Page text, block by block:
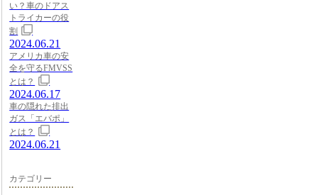
い？車のドアス
トライカーの役
割
2024.06.21
アメリカ車の安
全を守るFMVSS
とは？
2024.06.17
車の隠れた排出
ガス「エバポ」
とは？
2024.06.21
カテゴリー